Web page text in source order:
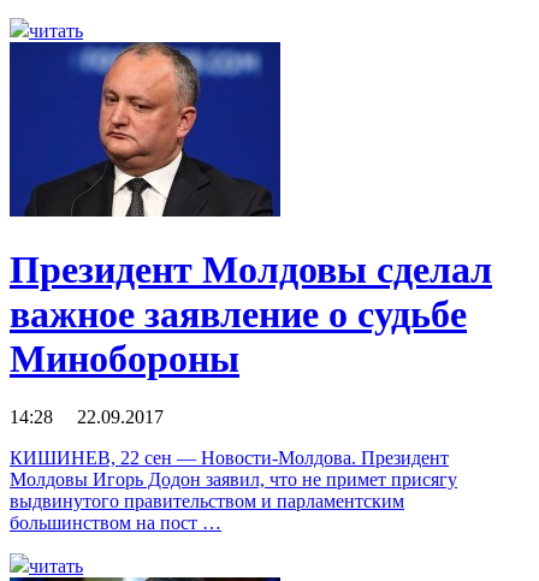
читать
Президент Молдовы сделал
важное заявление о судьбе
Минобороны
14:28 22.09.2017
КИШИНЕВ, 22 сен — Новости-Молдова. Президент
Молдовы Игорь Додон заявил, что не примет присягу
выдвинутого правительством и парламентским
большинством на пост …
читать